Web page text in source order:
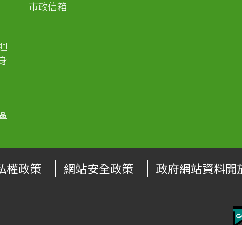
市政信箱
權政策 網站安全政策 政府網站資料開